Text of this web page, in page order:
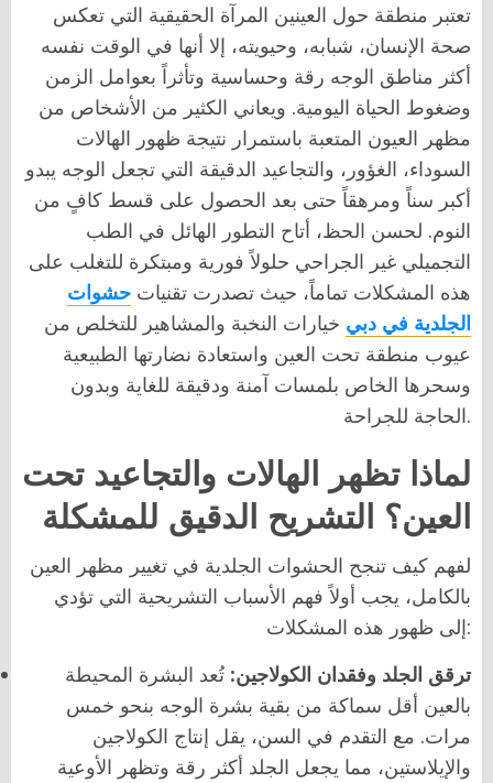
تعتبر منطقة حول العينين المرآة الحقيقية التي تعكس
صحة الإنسان، شبابه، وحيويته، إلا أنها في الوقت نفسه
أكثر مناطق الوجه رقة وحساسية وتأثراً بعوامل الزمن
وضغوط الحياة اليومية. ويعاني الكثير من الأشخاص من
مظهر العيون المتعبة باستمرار نتيجة ظهور الهالات
السوداء، الغؤور، والتجاعيد الدقيقة التي تجعل الوجه يبدو
أكبر سناً ومرهقاً حتى بعد الحصول على قسط كافٍ من
النوم. لحسن الحظ، أتاح التطور الهائل في الطب
التجميلي غير الجراحي حلولاً فورية ومبتكرة للتغلب على
هذه المشكلات تماماً، حيث تصدرت تقنيات حشوات
الجلدية في دبي خيارات النخبة والمشاهير للتخلص من
عيوب منطقة تحت العين واستعادة نضارتها الطبيعية
وسحرها الخاص بلمسات آمنة ودقيقة للغاية وبدون
الحاجة للجراحة.
لماذا تظهر الهالات والتجاعيد تحت
العين؟ التشريح الدقيق للمشكلة
لفهم كيف تنجح الحشوات الجلدية في تغيير مظهر العين
بالكامل، يجب أولاً فهم الأسباب التشريحية التي تؤدي
إلى ظهور هذه المشكلات:
ترقق الجلد وفقدان الكولاجين: تُعد البشرة المحيطة
بالعين أقل سماكة من بقية بشرة الوجه بنحو خمس
مرات. مع التقدم في السن، يقل إنتاج الكولاجين
والإيلاستين، مما يجعل الجلد أكثر رقة وتظهر الأوعية